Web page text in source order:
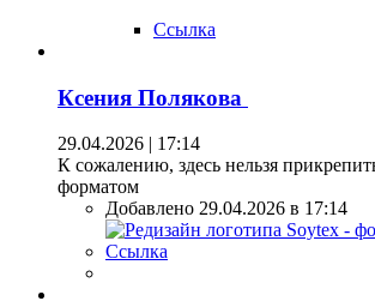
Ссылка
Ксения Полякова
29.04.2026 | 17:14
К сожалению, здесь нельзя
форматом
Добавлено 29.04.2026 в 17:14
Ссылка